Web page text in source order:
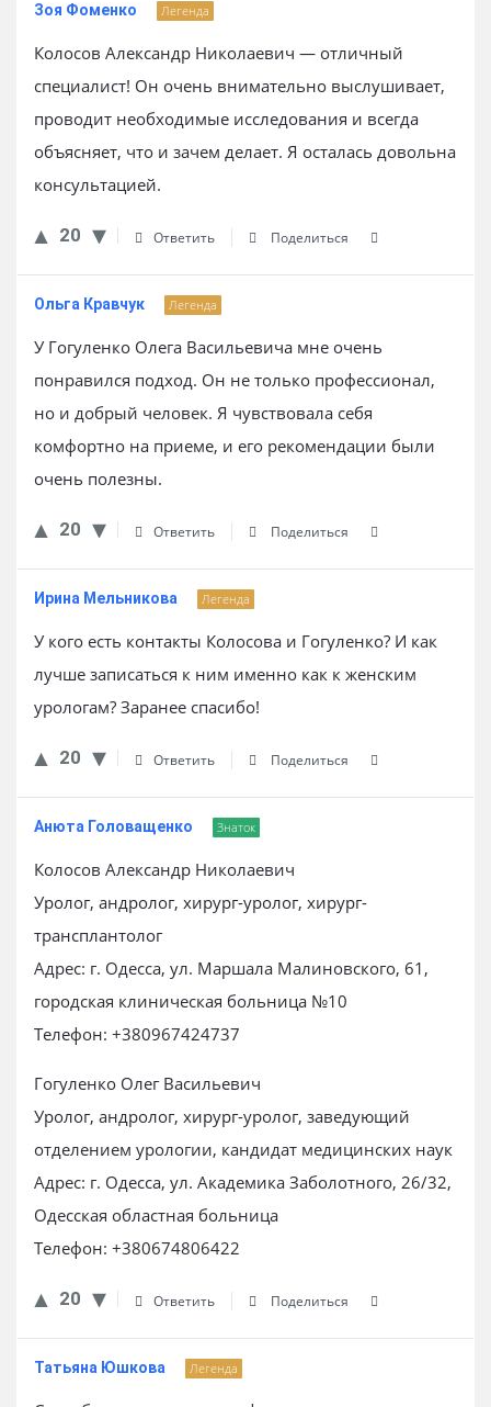
Зоя Фоменко Легенда
Колосов Александр Николаевич — отличный
специалист! Он очень внимательно выслушивает,
проводит необходимые исследования и всегда
объясняет, что и зачем делает. Я осталась довольна
консультацией.
20 Ответить Поделиться
Ольга Кравчук Легенда
У Гогуленко Олега Васильевича мне очень
понравился подход. Он не только профессионал,
но и добрый человек. Я чувствовала себя
комфортно на приеме, и его рекомендации были
очень полезны.
20 Ответить Поделиться
Ирина Мельникова Легенда
У кого есть контакты Колосова и Гогуленко? И как
лучше записаться к ним именно как к женским
урологам? Заранее спасибо!
20 Ответить Поделиться
Анюта Головащенко Знаток
Колосов Александр Николаевич
Уролог, андролог, хирург-уролог, хирург-
трансплантолог
Адрес: г. Одесса, ул. Маршала Малиновского, 61,
городская клиническая больница №10
Телефон: +380967424737
Гогуленко Олег Васильевич
Уролог, андролог, хирург-уролог, заведующий
отделением урологии, кандидат медицинских наук
Адрес: г. Одесса, ул. Академика Заболотного, 26/32,
Одесская областная больница
Телефон: +380674806422
20 Ответить Поделиться
Татьяна Юшкова Легенда